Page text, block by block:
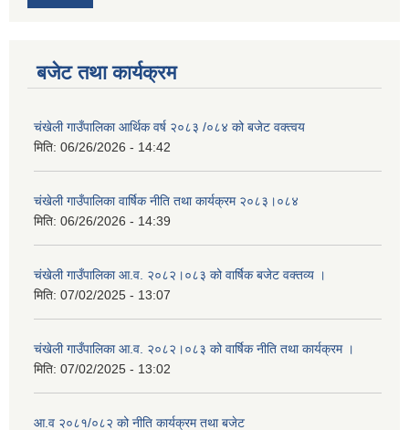
बजेट तथा कार्यक्रम
चंखेली गाउँपालिका आर्थिक वर्ष २०८३ /०८४ को बजेट वक्त्वय
मिति: 06/26/2026 - 14:42
चंखेली गाउँपालिका वार्षिक नीति तथा कार्यक्रम २०८३।०८४
मिति: 06/26/2026 - 14:39
चंखेली गाउँपालिका आ.व. २०८२।०८३ को वार्षिक बजेट वक्तव्य ।
मिति: 07/02/2025 - 13:07
चंखेली गाउँपालिका आ.व. २०८२।०८३ को वार्षिक नीति तथा कार्यक्रम ।
मिति: 07/02/2025 - 13:02
आ.व २०८१/०८२ को नीति कार्यक्रम तथा बजेट